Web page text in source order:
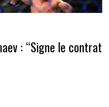
: “Signe le contrat